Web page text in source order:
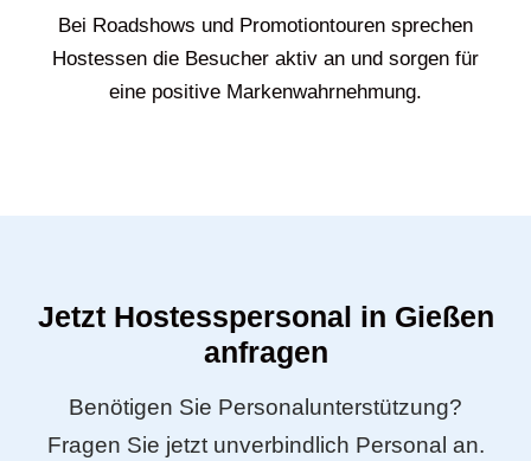
Bei Roadshows und Promotiontouren sprechen
Hostessen die Besucher aktiv an und sorgen für
eine positive Markenwahrnehmung.
Jetzt Hostesspersonal in Gießen
anfragen
Benötigen Sie Personalunterstützung?
Fragen Sie jetzt unverbindlich Personal an.